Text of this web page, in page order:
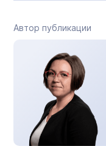
Автор публикации